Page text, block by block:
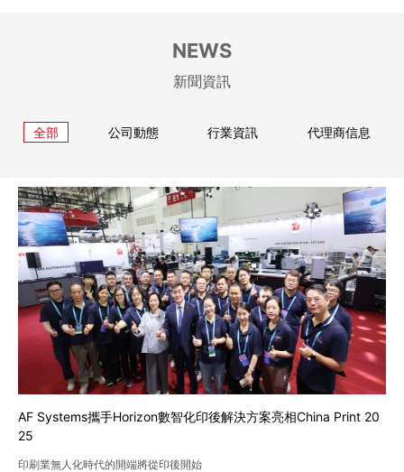
NEWS
新聞資訊
全部 公司動態 行業資訊 代理商信息
AF Systems攜手Horizon數智化印後解決方案亮相China Print 20
25
印刷業無人化時代的開端將從印後開始